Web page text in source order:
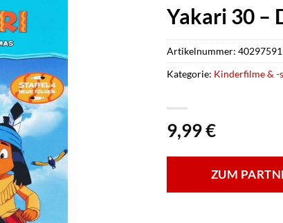
Yakari 30 –
9,99€
ZUM
Artikelnummer:
Kategorie: Kinderfilme & -